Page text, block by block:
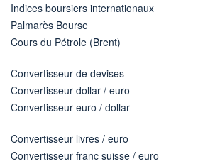
Indices boursiers internationaux
Palmarès Bourse
Cours du Pétrole (Brent)
Convertisseur de devises
Convertisseur dollar / euro
Convertisseur euro / dollar
Convertisseur livres / euro
Convertisseur franc suisse / euro